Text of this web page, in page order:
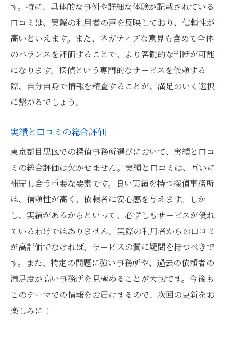
す。特に、具体的な事例や詳細な体験が記載されている
口コミは、実際の利用者の声を反映しており、信頼性が
高いといえます。また、ネガティブな意見も含めて全体
のバランスを評価することで、より客観的な判断が可能
になります。探偵という専門的なサービスを依頼する
際、自分自身で情報を精査することが、満足のいく選択
に繋がるでしょう。
実績と口コミの総合評価
東京都目黒区での探偵事務所選びにおいて、実績と口コ
ミの総合評価は欠かせません。実績と口コミは、互いに
補完し合う重要な要素です。良い実績を持つ探偵事務所
は、信頼性が高く、依頼者に安心感を与えます。しか
し、実績があるからといって、必ずしもサービスが優れ
ているわけではありません。実際の利用者からの口コミ
が高評価でなければ、サービスの質に疑問を持つべきで
す。また、特定の問題に強い事務所や、過去の依頼者の
満足度が高い事務所を見極めることが大切です。今後も
このテーマでの情報をお届けするので、次回の更新をお
楽しみに！